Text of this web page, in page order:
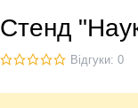
Стенд
Відгуки: 0